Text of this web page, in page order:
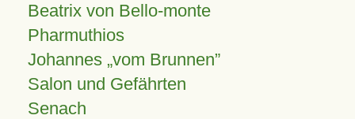
Beatrix von Bello-monte
Pharmuthios
Johannes vom Brunnen
Salon und Gefährten
Senach